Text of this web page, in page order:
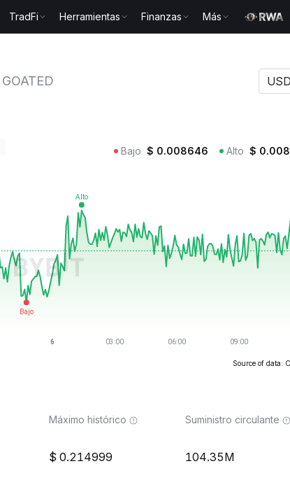
TradFi Herramientas Finanzas Más
GOATED USD
Bajo $ 0.008646 Alto $
Source of data:
Máximo histórico
0.214999
Suministro circulante
104.35M